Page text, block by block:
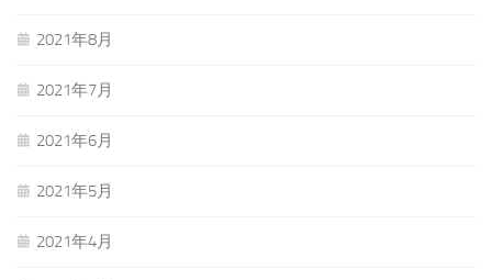
2021年8月
2021年7月
2021年6月
2021年5月
2021年4月